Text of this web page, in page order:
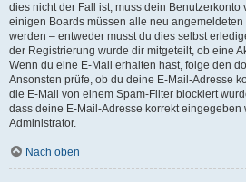
dies nicht der Fall ist, muss dein Benutzerkonto
einigen Boards müssen alle neu
werden – entweder musst du dies selbst
der Registrierung wurde dir mitgeteilt, ob eine
Wenn du eine E-Mail erhalten hast, folge den
Ansonsten prüfe, ob du deine E-Mail-Adresse
die E-Mail von einem Spam-Filter blockiert
dass deine E-Mail-Adresse korrekt
Administrator.
Nach oben